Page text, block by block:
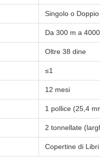
Singolo o Doppio
Da 300 m a
Oltre 38 dine
≤1
12 mesi
1 pollice (25,4
2 tonnellate
Copertine di